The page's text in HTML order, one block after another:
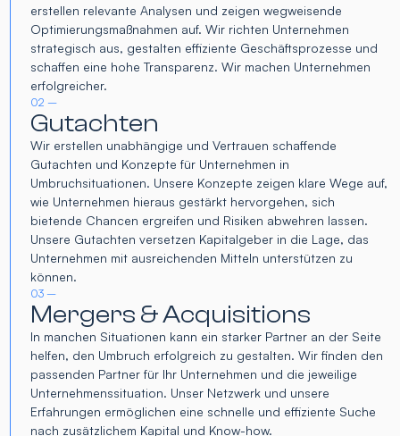
erstellen relevante Analysen und zeigen wegweisende
Optimierungsmaßnahmen auf. Wir richten Unternehmen
strategisch aus, gestalten effiziente Geschäftsprozesse und
schaffen eine hohe Transparenz. Wir machen Unternehmen
erfolgreicher.
02 –
Gutachten
Wir erstellen unabhängige und Vertrauen schaffende
Gutachten und Konzepte für Unternehmen in
Umbruchsituationen. Unsere Konzepte zeigen klare Wege auf,
wie Unternehmen hieraus gestärkt hervorgehen, sich
bietende Chancen ergreifen und Risiken abwehren lassen.
Unsere Gutachten versetzen Kapitalgeber in die Lage, das
Unternehmen mit ausreichenden Mitteln unterstützen zu
können.
03 –
Mergers & Acquisitions
In manchen Situationen kann ein starker Partner an der Seite
helfen, den Umbruch erfolgreich zu gestalten. Wir finden den
passenden Partner für Ihr Unternehmen und die jeweilige
Unternehmenssituation. Unser Netzwerk und unsere
Erfahrungen ermöglichen eine schnelle und effiziente Suche
nach zusätzlichem Kapital und Know-how.